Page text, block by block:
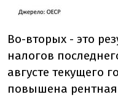
Во-вторых - это
налогов
августе текущего
повышена рентная